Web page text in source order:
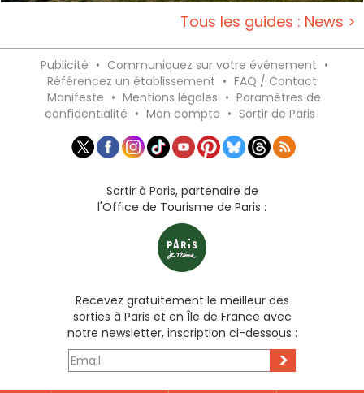
Tous les guides : News >
Publicité • Communiquez sur votre événement •
Référencez un établissement • FAQ / Contact
Manifeste • Mentions légales • Paramètres de
confidentialité • Mon compte • Sortir de Paris
Sortir à Paris, partenaire de
l'Office de Tourisme de Paris :
Recevez gratuitement le meilleur des
sorties à Paris et en Île de France avec
notre newsletter, inscription ci-dessous :
>